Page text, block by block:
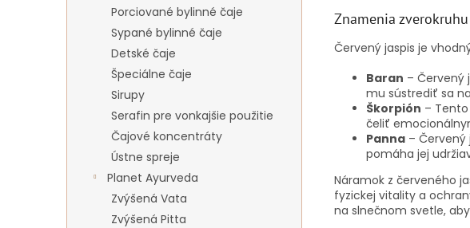
Porciované bylinné čaje
Sypané bylinné čaje
Detské čaje
Špeciálne čaje
Sirupy
Serafin pre vonkajšie použitie
Čajové koncentráty
Ústne spreje
Planet Ayurveda
Zvýšená Vata
Zvýšená Pitta
Znamenia zverokruhu
Červený jaspis je
Baran – Červený
mu sústrediť sa
Škorpión –
čeliť
Panna – Červený
pomáha jej
Náramok z červeného
fyzickej vitality a
na slnečnom svetle,